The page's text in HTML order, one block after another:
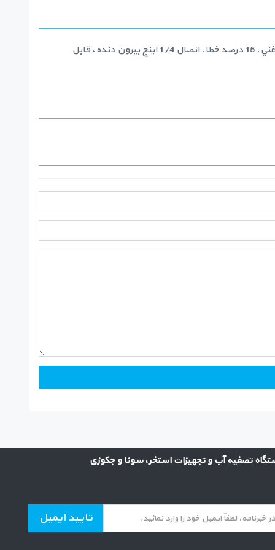
فشار سنج MARTIN مدل MT-PRG-400-P محدوده نمايش 0-400psi و 0-25 بار ، با قاب استيل 304 به قطر 2.5 اينچ، شيشه آكريليك، روغني، 15 درصد خطا، اتصال 1/4 اينچ بيرون دنده، قابل
تصفیه آب و تجهیزات استخر، سونا و جکوزی
تایید ایمیل